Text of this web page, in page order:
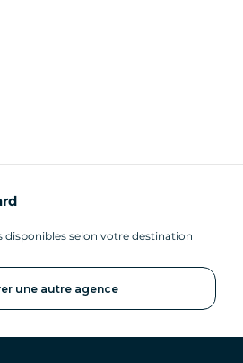
disponibles selon votre destination
une autre agence